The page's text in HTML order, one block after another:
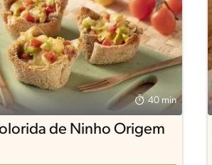
40 min
de Ninho Origem